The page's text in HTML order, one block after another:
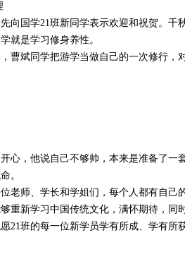
向国学21班新同学表示欢迎和祝贺。千
就是学习修身养性。
曹斌同学把游学当做自己的一次修行，
心，他说自己不够帅，本来是准备了一
。
老师、学长和学姐们，每个人都有自己
重新学习中国传统文化，满怀期待，同
21班的每一位新学员学有所成、学有所获